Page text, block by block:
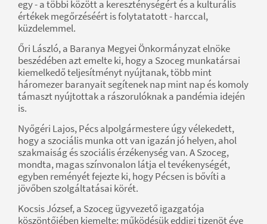
egy - a többi között a kereszténységért és a kulturális
értékek megőrzéséért is folytatatott - harccal,
küzdelemmel.
Őri László, a Baranya Megyei Önkormányzat elnöke
beszédében azt emelte ki, hogy a Szoceg munkatársai
kiemelkedő teljesítményt nyújtanak, több mint
háromezer baranyait segítenek nap mint nap és komoly
támaszt nyújtottak a rászorulóknak a pandémia idején
is.
Nyőgéri Lajos, Pécs alpolgármestere úgy vélekedett,
hogy a szociális munka ott van igazán jó helyen, ahol
szakmaiság és szociális érzékenység van. A Szoceg,
mondta, magas színvonalon látja el tevékenységét,
egyben reményét fejezte ki, hogy Pécsen is bővíti a
jövőben szolgáltatásai körét.
Kocsis József, a Szoceg ügyvezető igazgatója
köszöntőjében kiemelte: működésük eddigi tizenöt éve